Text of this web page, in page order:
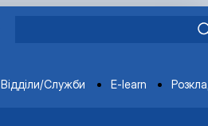
Відділи/Служби E-learn